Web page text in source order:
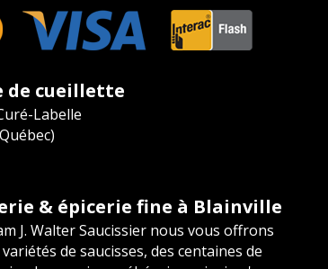
de cueillette
Labelle
& épicerie fine à Blainville
J. Walter Saucissier nous vous offrons
de saucisses, des centaines de